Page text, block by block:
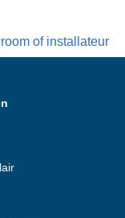
of installateur